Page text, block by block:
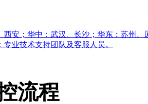
西安；华中：武汉、长沙；华东：苏州、
业技术支持团队及客服人员。
流程